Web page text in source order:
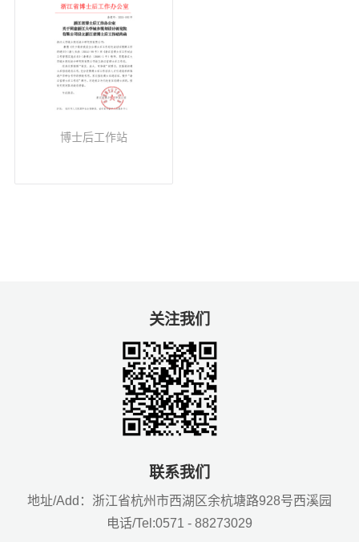
博士后工作站
关注我们
联系我们
地址/Add：浙江省杭州市西湖区余杭塘路928号西溪园
电话/Tel:0571 - 88273029